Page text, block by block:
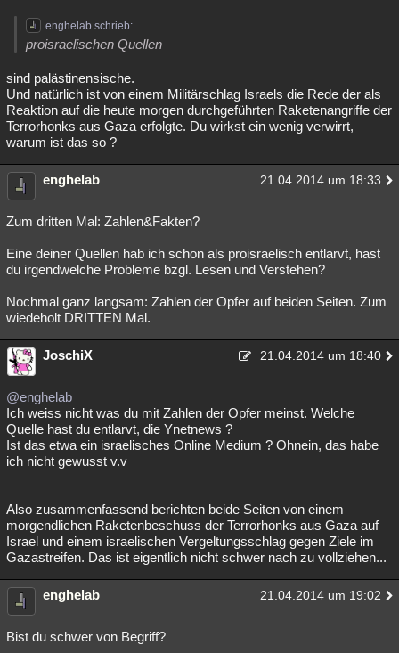
enghelab schrieb:
proisraelischen Quellen
sind palästinensische.
Und natürlich ist von einem Militärschlag Israels die Rede der als
Reaktion auf die heute morgen durchgeführten Raketenangriffe der
Terrorhonks aus Gaza erfolgte. Du wirkst ein wenig verwirrt,
warum ist das so ?
enghelab 21.04.2014 um 18:33
Zum dritten Mal: Zahlen&Fakten?
Eine deiner Quellen hab ich schon als proisraelisch entlarvt, hast
du irgendwelche Probleme bzgl. Lesen und Verstehen?
Nochmal ganz langsam: Zahlen der Opfer auf beiden Seiten. Zum
wiedeholt DRITTEN Mal.
JoschiX 21.04.2014 um 18:40
@enghelab
Ich weiss nicht was du mit Zahlen der Opfer meinst. Welche
Quelle hast du entlarvt, die Ynetnews ?
Ist das etwa ein israelisches Online Medium ? Ohnein, das habe
ich nicht gewusst v.v
Also zusammenfassend berichten beide Seiten von einem
morgendlichen Raketenbeschuss der Terrorhonks aus Gaza auf
Israel und einem israelischen Vergeltungsschlag gegen Ziele im
Gazastreifen. Das ist eigentlich nicht schwer nach zu vollziehen...
enghelab 21.04.2014 um 19:02
Bist du schwer von Begriff?